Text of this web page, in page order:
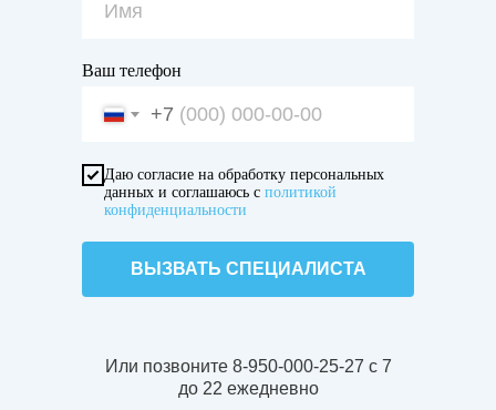
Ваш телефон
+7
Даю согласие на обработку персональных
данных и соглашаюсь с политикой
конфиденциальности
ВЫЗВАТЬ СПЕЦИАЛИСТА
Или позвоните 8-950-000-25-27 с 7
до 22 ежедневно